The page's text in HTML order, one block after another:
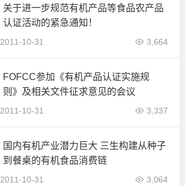
关于进一步规范有机产品等食品农产品
认证活动的紧急通知！
2011-10-31 3,664
FOFCC参加《有机产品认证实施规
则》及相关文件征求意见的会议
2011-10-31 3,337
国内有机产业潜力巨大 三生构建从种子
到餐桌的有机食品消费链
2011-10-31 3,064